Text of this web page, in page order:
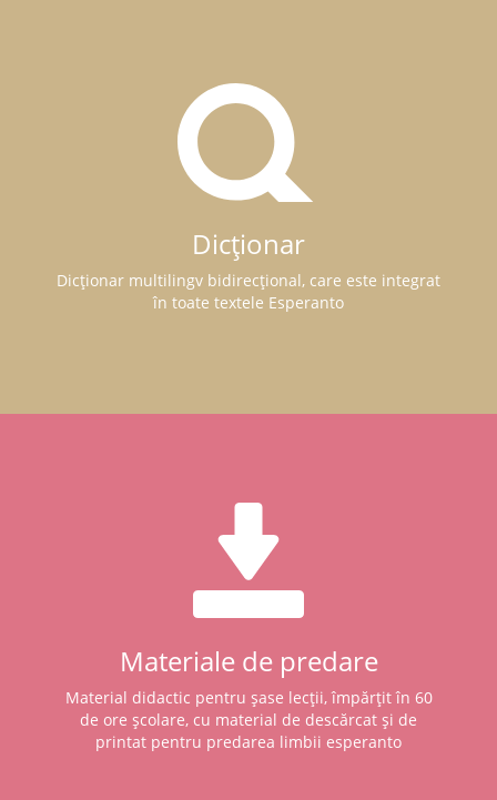
Dicționar
Dicționar multilingv bidirecțional, care este integrat
în toate textele Esperanto
Materiale de predare
Material didactic pentru șase lecții, împărțit în 60
de ore școlare, cu material de descărcat și de
printat pentru predarea limbii esperanto